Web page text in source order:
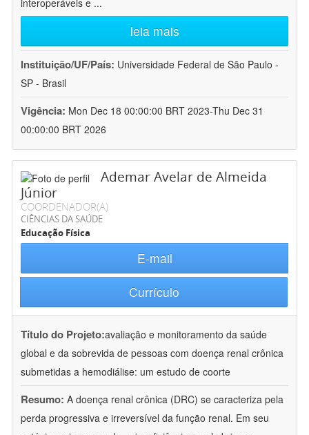
interoperáveis e ...
leia mais
Instituição/UF/País: Universidade Federal de São Paulo -
SP - Brasil
Vigência: Mon Dec 18 00:00:00 BRT 2023-Thu Dec 31
00:00:00 BRT 2026
Ademar Avelar de Almeida
Júnior
COORDENADOR(A)
CIÊNCIAS DA SAÚDE
Educação Física
E-mail
Currículo
Título do Projeto:avaliação e monitoramento da saúde
global e da sobrevida de pessoas com doença renal crônica
submetidas a hemodiálise: um estudo de coorte
Resumo: A doença renal crônica (DRC) se caracteriza pela
perda progressiva e irreversível da função renal. Em seu